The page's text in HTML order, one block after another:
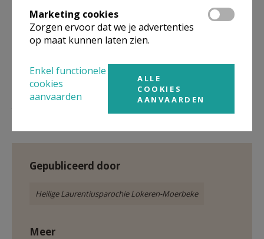
Gepubliceerd door
Heilige Laurentiusparochie Lokeren-Moerbeke
Meer
Marketing cookies
Zorgen ervoor dat we je advertenties
op maat kunnen laten zien.
Enkel functionele
cookies
aanvaarden
ALLE
COOKIES
AANVAARDEN